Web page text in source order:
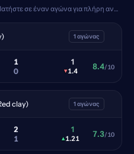
Πατήστε σε έναν αγώνα για πλήρη ανάλυση
1 αγώνας
1
0
1
▾1.4 8.4/10
clay) 1 αγώνας
2
1
1
▴1.21 7.3/10